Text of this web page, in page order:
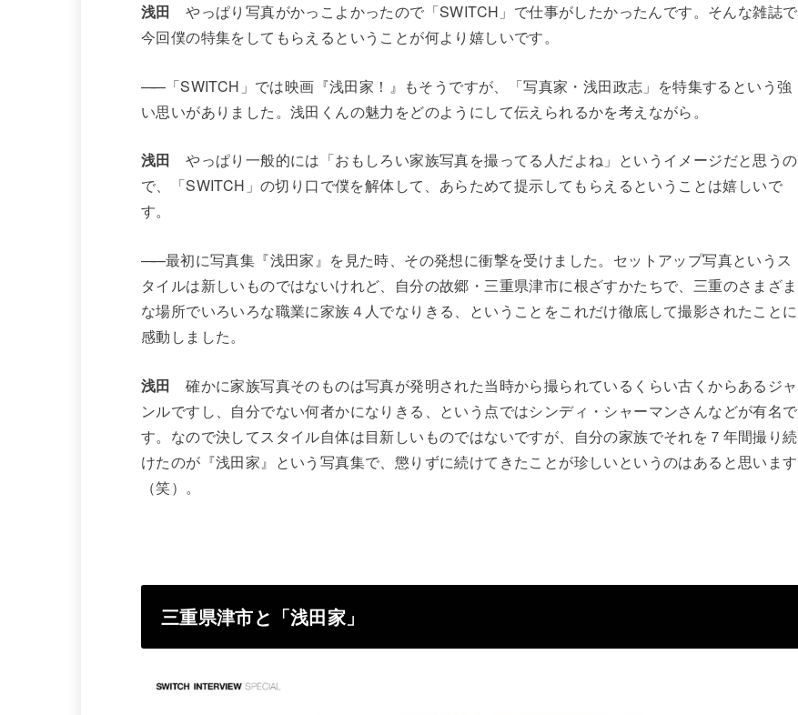
浅田 やっぱり写真がかっこよかったので「SWITCH」で仕事がしたかったんです。そんな雑誌で
今回僕の特集をしてもらえるということが何より嬉しいです。
——「SWITCH」では映画『浅田家！』もそうですが、「写真家・浅田政志」を特集するという強
い思いがありました。浅田くんの魅力をどのようにして伝えられるかを考えながら。
浅田 やっぱり一般的には「おもしろい家族写真を撮ってる人だよね」というイメージだと思うの
で、「SWITCH」の切り口で僕を解体して、あらためて提示してもらえるということは嬉しいで
す。
——最初に写真集『浅田家』を見た時、その発想に衝撃を受けました。セットアップ写真というス
タイルは新しいものではないけれど、自分の故郷・三重県津市に根ざすかたちで、三重のさまざま
な場所でいろいろな職業に家族４人でなりきる、ということをこれだけ徹底して撮影されたことに
感動しました。
浅田 確かに家族写真そのものは写真が発明された当時から撮られているくらい古くからあるジャ
ンルですし、自分でない何者かになりきる、という点ではシンディ・シャーマンさんなどが有名で
す。なので決してスタイル自体は目新しいものではないですが、自分の家族でそれを７年間撮り続
けたのが『浅田家』という写真集で、懲りずに続けてきたことが珍しいというのはあると思います
（笑）。
三重県津市と「浅田家」